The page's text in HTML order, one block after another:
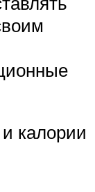
калории